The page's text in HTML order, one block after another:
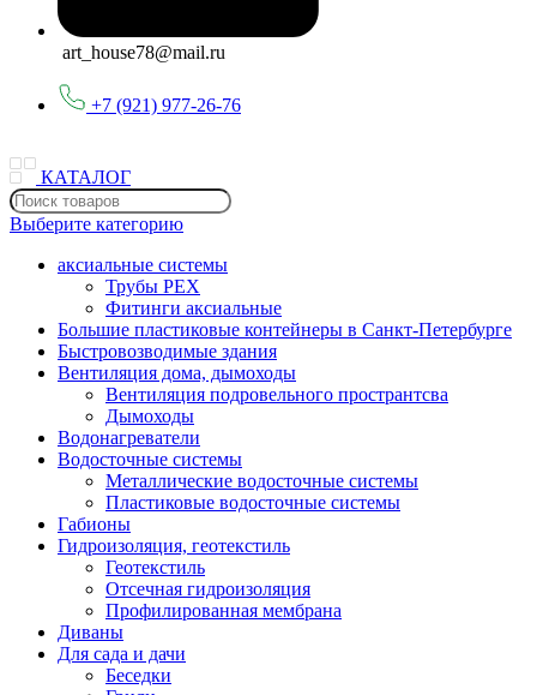
art_house78@mail.ru
+7 (921) 977-26-76
КАТАЛОГ
Выберите категорию
аксиальные системы
Трубы PEX
Фитинги аксиальные
Большие пластиковые контейнеры в Санкт-Петербурге
Быстровозводимые здания
Вентиляция дома, дымоходы
Вентиляция подровельного пространтсва
Дымоходы
Водонагреватели
Водосточные системы
Металлические водосточные системы
Пластиковые водосточные системы
Габионы
Гидроизоляция, геотекстиль
Геотекстиль
Отсечная гидроизоляция
Профилированная мембрана
Диваны
Для сада и дачи
Беседки